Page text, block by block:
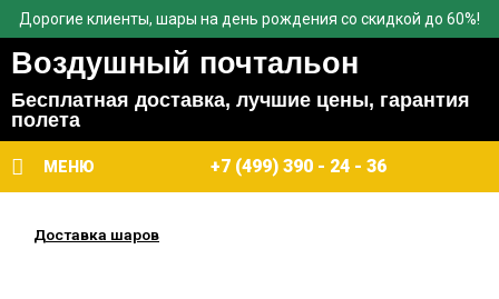
Дорогие клиенты, шары на день рождения со скидкой до 60%!
Воздушный почтальон
Бесплатная доставка, лучшие цены, гарантия
полета
МЕНЮ +7 (499) 390 - 24 - 36
Доставка шаров